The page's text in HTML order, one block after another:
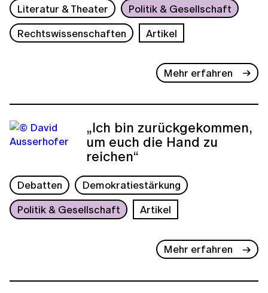
Literatur & Theater
Politik & Gesellschaft
Rechtswissenschaften
Artikel
Mehr erfahren
„Ich bin zurückgekommen,
um euch die Hand zu
reichen“
Debatten
Demokratiestärkung
Politik & Gesellschaft
Artikel
Mehr erfahren